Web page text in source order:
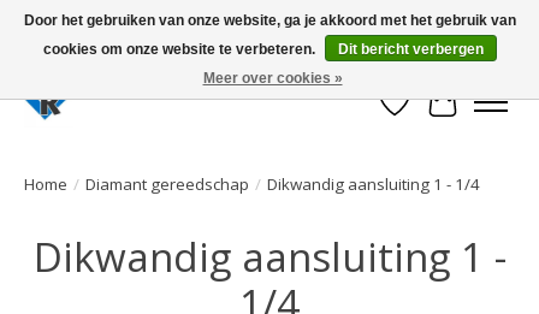
Large selection of products and fast shipping!
Verlanglijst
Home / Diamant gereedschap / Dikwandig aansluiting 1 - 1/4
Dikwandig aansluiting 1 -
Door het gebruiken van onze website, ga je akkoord met het gebruik van
cookies om onze website te verbeteren.
Dit bericht verbergen
Meer over cookies »